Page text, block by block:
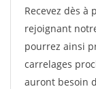
Recevez dès à
rejoignant
pourrez ainsi
carrelages
auront besoin